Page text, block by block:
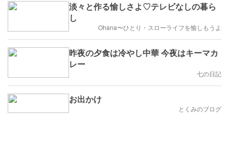
淡々と作る愉しさよ♡テレビなしの暮ら
し
Ohana〜ひとり・スローライフを愉しもうよ
昨夜の夕食は冷やし中華 今夜はキーマカ
レー
七の日記
お出かけ
とくみのブログ